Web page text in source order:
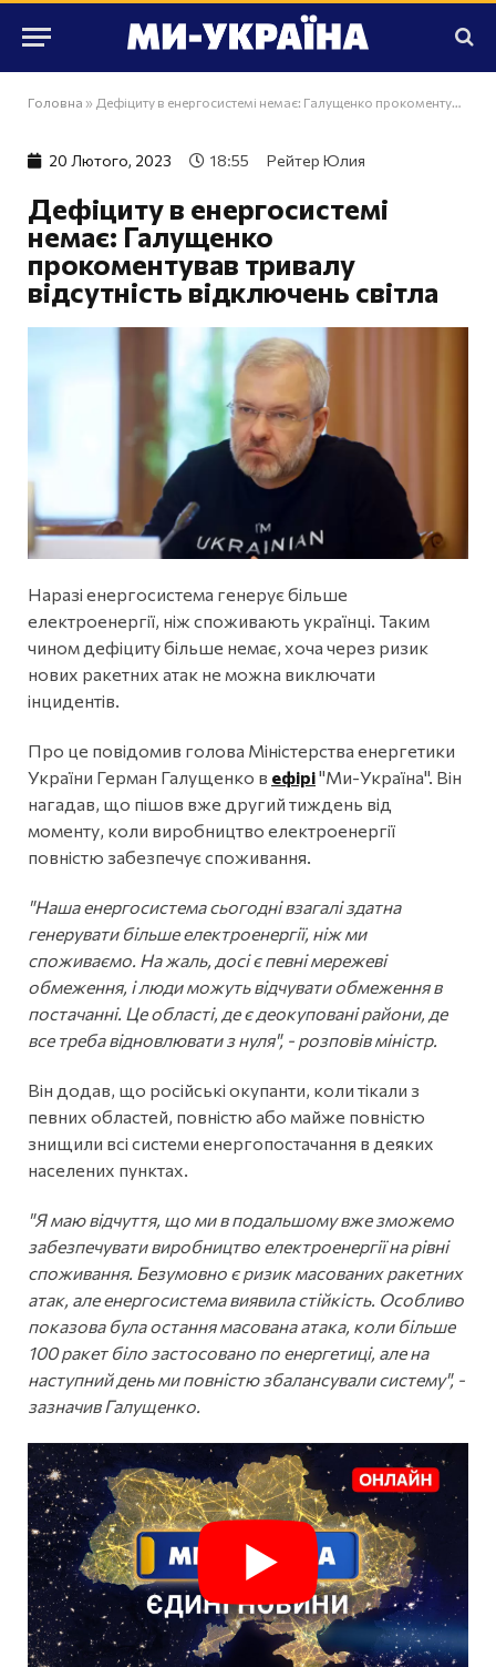
Головна » Дефіциту в енергосистемі немає: Галущенко прокоментував тривалу відсутність відключень світла
20 Лютого, 2023 18:55 Рейтер Юлия
Дефіциту в енергосистемі
немає: Галущенко
прокоментував тривалу
відсутність відключень світла
Наразі енергосистема генерує більше
електроенергії, ніж споживають українці. Таким
чином дефіциту більше немає, хоча через ризик
нових ракетних атак не можна виключати
інцидентів.
Про це повідомив голова Міністерства енергетики
України Герман Галущенко в ефірі"Ми-Україна". Він
нагадав, що пішов вже другий тиждень від
моменту, коли виробництво електроенергії
повністю забезпечує споживання.
"Наша енергосистема сьогодні взагалі здатна
генерувати більше електроенергії, ніж ми
споживаємо. На жаль, досі є певні мережеві
обмеження, і люди можуть відчувати обмеження в
постачанні. Це області, де є деокуповані райони, де
все треба відновлювати з нуля", - розповів міністр.
Він додав, що російські окупанти, коли тікали з
певних областей, повністю або майже повністю
знищили всі системи енергопостачання в деяких
населених пунктах.
"Я маю відчуття, що ми в подальшому вже зможемо
забезпечувати виробництво електроенергії на рівні
споживання. Безумовно є ризик масованих ракетних
атак, але енергосистема виявила стійкість. Особливо
показова була остання масована атака, коли більше
100 ракет біло застосовано по енергетиці, але на
наступний день ми повністю збалансували систему", -
зазначив Галущенко.